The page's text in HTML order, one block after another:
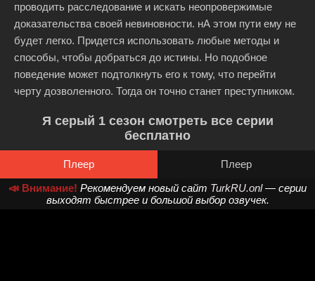
проводить расследование и искать неопровержимые
доказательства своей невиновности. нА этом пути ему не
будет легко. Придется использовать любые методы и
способы, чтобы добраться до истины. Но подобное
поведение может подтолкнуть его к тому, что перейти
черту дозволенного. Тогда он точно станет преступником.
Я серый 1 сезон смотреть все серии
бесплатно
Плеер
Плеер
📣 Внимание! Рекомендуем новый сайт TurkRU.onl— серии
выходят быстрее и большой выбор озвучек.